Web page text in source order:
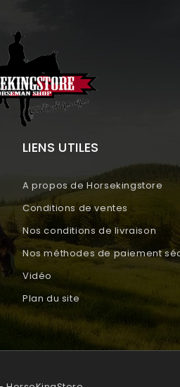
LIENS UTILES
A propos de Horsekingstore
Conditions de ventes
Nos conditions de livraison
Nos méthodes de paiement
Vidéo
Plan du site